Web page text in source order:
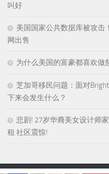
叫好
美国国家公共数据库被攻击
网出售
为什么美国的富豪都喜欢做
芝加哥移民问题：面对
下来会发生什么？
悲剧! 27岁华裔美女设计师
租 社区震惊!